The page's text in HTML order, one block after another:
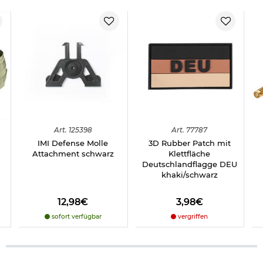
Art. 125398
IMI Defense Molle
Attachment schwarz
12,98€
sofort verfügbar
Art. 77787
3D Rubber Patch mit
Klettfläche
Deutschlandflagge DEU
khaki/schwarz
3,98€
vergriffen